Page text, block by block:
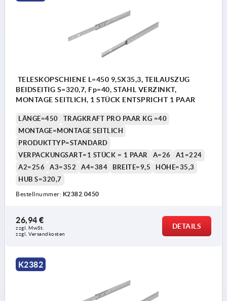
TELESKOPSCHIENE L=450 9,5X35,3, TEILAUSZUG
BEIDSEITIG S=320,7, Fp=40, STAHL VERZINKT,
MONTAGE SEITLICH, 1 STÜCK ENTSPRICHT 1 PAAR
LÄNGE=450
TRAGKRAFT PRO PAAR KG =40
MONTAGE=MONTAGE SEITLICH
PRODUKTTYP=STANDARD
VERPACKUNGSART=1 STÜCK = 1 PAAR
A=26
A1=224
A2=256
A3=352 A4=384 BREITE=9,5
HÖHE=35,3
HUB S=320,7
Bestellnummer: K2382.0450
26,94 €
zzgl. MwSt.
zzgl. Versandkosten
DETAILS
K2382